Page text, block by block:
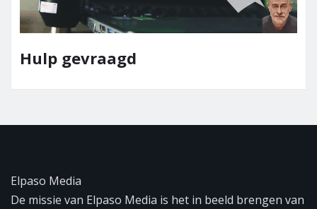
Team Elpaso Media
Elpaso Media
De missie van Elpaso Media is het in beeld brengen van